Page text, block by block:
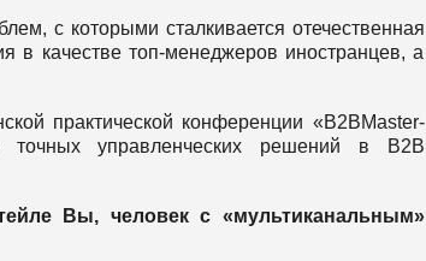
с которыми сталкивается отечественная
в качестве топ-менеджеров иностранцев, а
практической конференции «B2BMaster-
управленческих решений в В2В
Вы, человек с «мультиканальным»